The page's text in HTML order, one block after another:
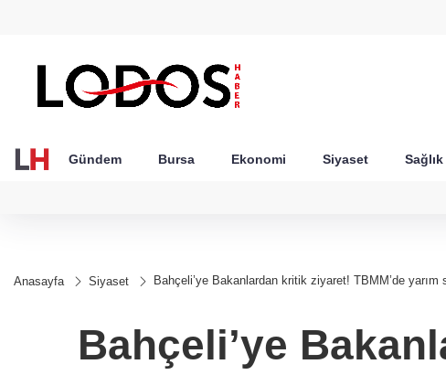
Gündem Bursa Ekonomi Siyaset Sağlık
Anasayfa Siyaset Bahçeli’ye Bakanlardan kritik ziyaret! TBMM’de yarım
Bahçeli’ye